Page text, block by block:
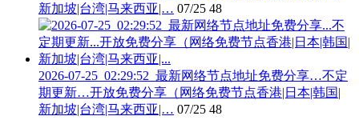
新加坡|台湾|马来西亚|… 07/25 48
2026-07-25_02:29:52_最新网络节点地址免费分享…不定
期更新…开放免费分享（网络免费节点香港|日本|韩国|
新加坡|台湾|马来西亚|… 07/25 48